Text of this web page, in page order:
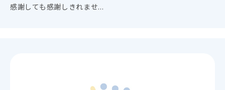
感謝しても感謝しきれませ...